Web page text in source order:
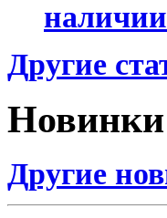
Другие
Новинки
Другие